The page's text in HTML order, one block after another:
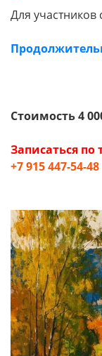
Для
Стоимость 4
Записаться по
+7 915 447-54-48